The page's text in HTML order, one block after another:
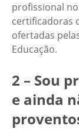
profissional
certificadoras
ofertadas
Educação.
2 – Sou
e ainda